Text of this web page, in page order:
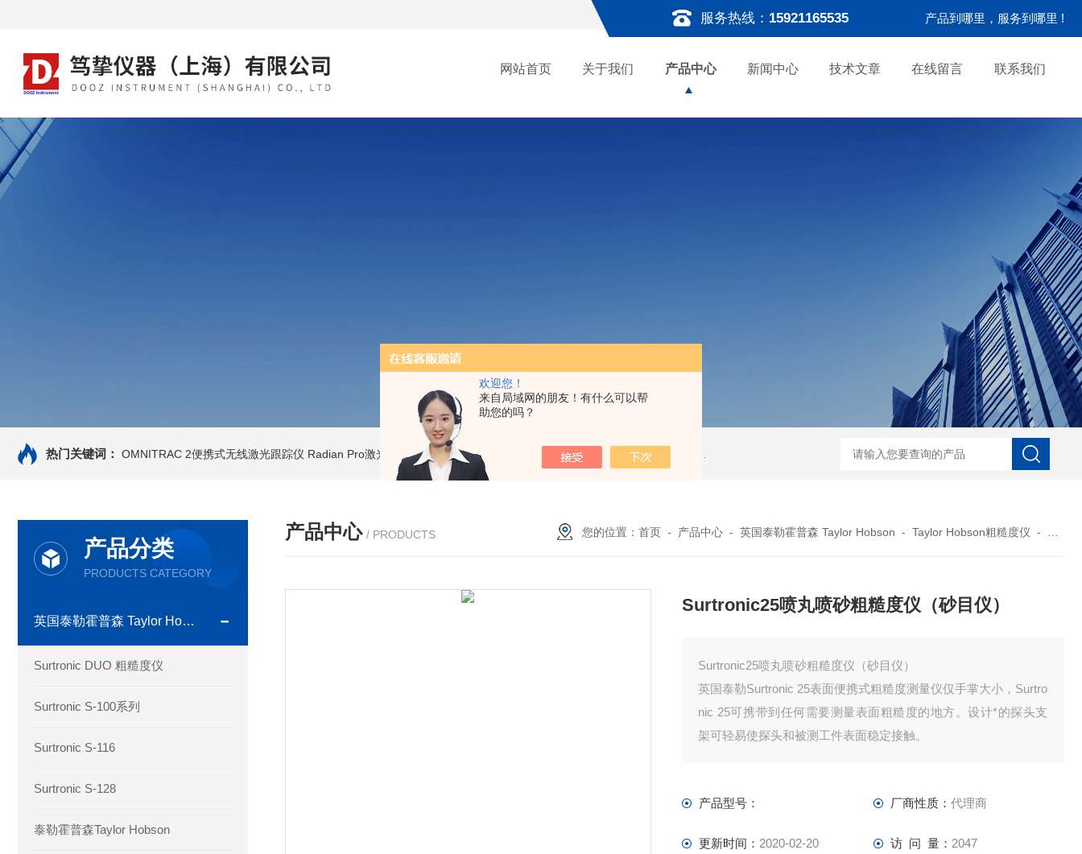
欢迎您！
来自局域网的朋友！有什么可以帮
助您的吗？
服务热线： 15921165535 产品到哪里，服务到哪里 !
网站首页 关于我们 产品中心 新闻中心 技术文章 在线留言 联系我们
热门关键词： OMNITRAC 2便携式无线激光跟踪仪 Radian Pro激光跟踪仪 OT2 Core激光跟踪仪 美国API OT2 Core激光跟踪仪 菲希尔新款涂层测厚
产品分类
PRODUCTS CATEGORY
英国泰勒霍普森 Taylor Hobson
Surtronic DUO 粗糙度仪
Surtronic S-100系列
Surtronic S-116
Surtronic S-128
泰勒霍普森Taylor Hobson
产品中心 / PRODUCTS 您的位置：首页 - 产品中心 -英国泰勒霍普森 Taylor Hobson -Taylor Hobson粗糙度仪 -
Surtronic25喷丸喷砂粗糙度仪（砂目仪）
Surtronic25喷丸喷砂粗糙度仪（砂目仪）
英国泰勒Surtronic 25表面便携式粗糙度测量仪仅手掌大小，Surtro
nic 25可携带到任何需要测量表面粗糙度的地方。设计*的探头支
架可轻易使探头和被测工件表面稳定接触。
产品型号： 厂商性质： 代理商
更新时间： 2020-02-20 访 问 量： 2047